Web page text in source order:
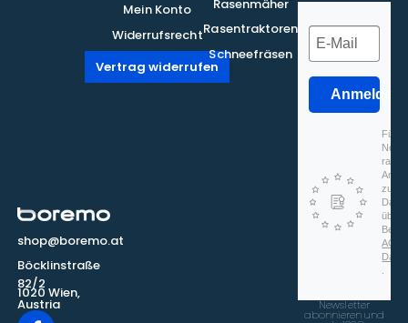
shop@boremo.at
Böcklinstraße
82/2
1020 Wien,
Austria
Anmelden
Für
zu,
AGB
Newsletter
abonnieren und
Mein Konto
Widerrufsrecht
Vertrag widerrufen
Rasenmäher
Rasentraktoren
Schneefräsen